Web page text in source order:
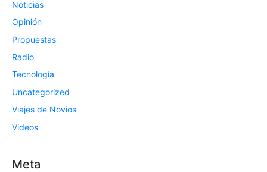
Noticias
Opinión
Propuestas
Radio
Tecnología
Uncategorized
Viajes de Novios
Videos
Meta